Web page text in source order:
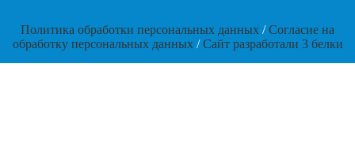
Политика обработки персональных данных /Согласие на
обработку персональных данных/Сайт разработали 3 белки